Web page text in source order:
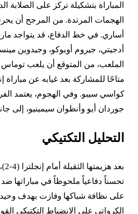
المباراة بتشكيلة تركز على الصلابة
الهجمات المرتدة. من المرجح أن
أساري. في خط الدفاع، قد يتواجد
أدجيتي، جيروم أوبوكو، وجيدوين
الملعب، من المتوقع أن يلعب توماس
متاحًا للمشاركة بعد غيابه عن مباراة
كواسي سيبو. وفي الهجوم، يعتمد
جوردان أيو وأنطوان سيمينيو، إلى
التحليل التكتيكي
تحسناً دفاعياً ملحوظاً في مباراتها
على نظافة شباكها وفازت بهدف
الكرواتي على الانضباط التكتيكي